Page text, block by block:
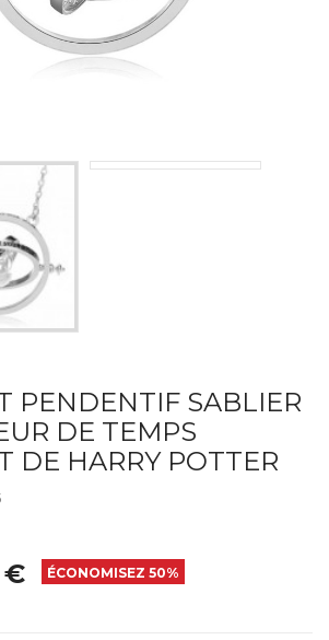
PENDENTIF SABLIER
DE TEMPS
DE HARRY POTTER
€
ÉCONOMISEZ 50%